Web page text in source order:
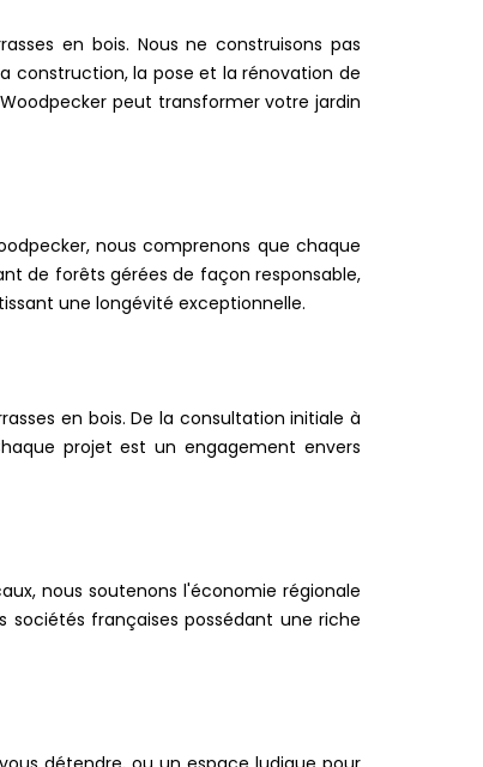
en bois. Nous ne construisons pas
construction, la pose et la rénovation de
peut transformer votre jardin
nous comprenons que chaque
de forêts gérées de façon responsable,
une longévité exceptionnelle.
en bois. De la consultation initiale à
projet est un engagement envers
nous soutenons l'économie régionale
françaises possédant une riche